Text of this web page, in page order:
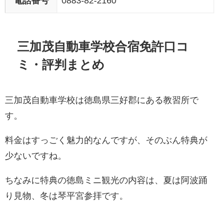
三加茂自動車学校合宿免許口コ
ミ・評判まとめ
三加茂自動車学校は徳島県三好郡にある教習所で
す。
料金はすっごく魅力的なんですが、そのぶん特典が
少ないですね。
ちなみに特典の徳島ミニ観光の内容は、夏は阿波踊
り見物、冬は琴平宮参拝です。